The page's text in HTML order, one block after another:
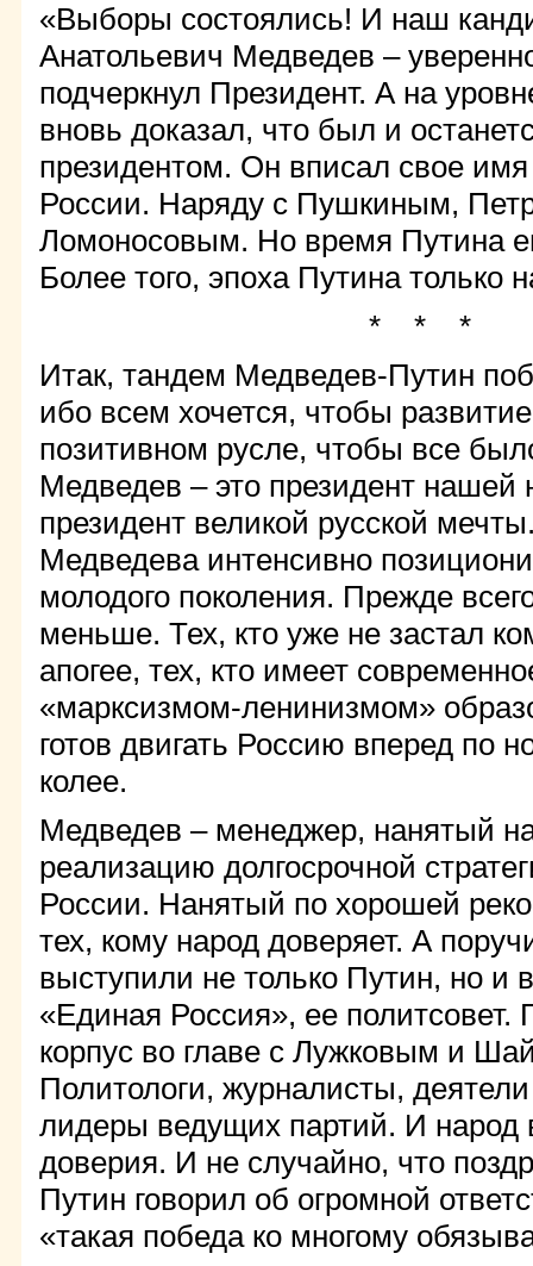
«Выборы состоялись! И наш
Анатольевич Медведев –
подчеркнул Президент. А на
вновь доказал, что был и
президентом. Он вписал свое
России. Наряду с Пушкиным,
Ломоносовым. Но время Путина
Более того, эпоха Путина только
* * *
Итак, тандем Медведев-Путин
ибо всем хочется, чтобы
позитивном русле, чтобы все
Медведев – это президент
президент великой русской
Медведева интенсивно
молодого поколения. Прежде
меньше. Тех, кто уже не застал
апогее, тех, кто имеет
«марксизмом-ленинизмом»
готов двигать Россию вперед по
колее.
Медведев – менеджер, нанятый
реализацию долгосрочной
России. Нанятый по хорошей
тех, кому народ доверяет. А
выступили не только Путин, но и
«Единая Россия», ее политсовет.
корпус во главе с Лужковым и
Политологи, журналисты, деятели
лидеры ведущих партий. И народ
доверия. И не случайно, что
Путин говорил об огромной
«такая победа ко многому